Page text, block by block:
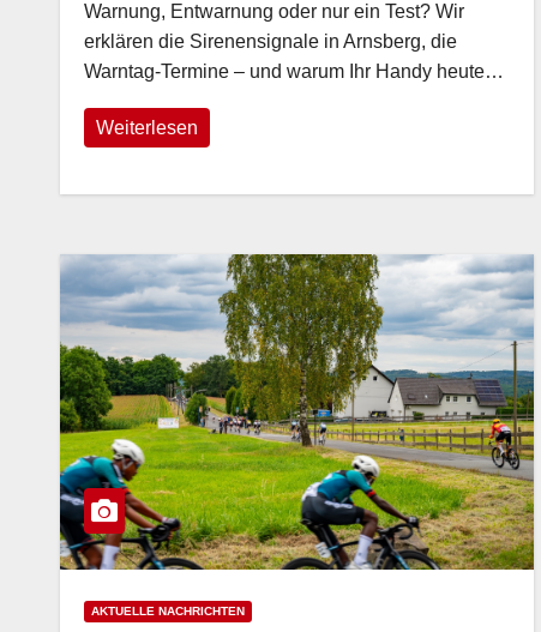
Warnung, Entwarnung oder nur ein Test? Wir
erklären die Sirenensignale in Arnsberg, die
Warntag-Termine – und warum Ihr Handy heute…
Weiterlesen
AKTUELLE NACHRICHTEN